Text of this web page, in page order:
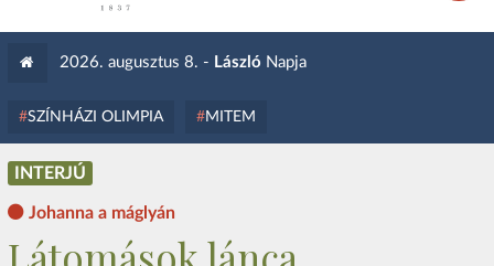
2026. augusztus 8. - László Napja
SZÍNHÁZI OLIMPIA MITEM
INTERJÚ
Johanna a máglyán